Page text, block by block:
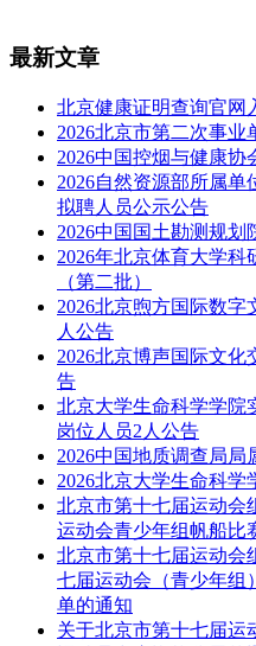
最新文章
北京健康证明查询官网
2026北京市第二次事
2026中国控烟与健康协
2026自然资源部所属单
拟聘人员公示公告
2026中国国土勘测规
2026年北京体育大学
（第二批）
2026北京煦方国际数字
人公告
2026北京博声国际文
告
北京大学生命科学学院
岗位人员2人公告
2026中国地质调查局局
2026北京大学生命科
北京市第十七届运动会
运动会青少年组帆船比
北京市第十七届运动会
七届运动会（青少年组
单的通知
关于北京市第十七届运